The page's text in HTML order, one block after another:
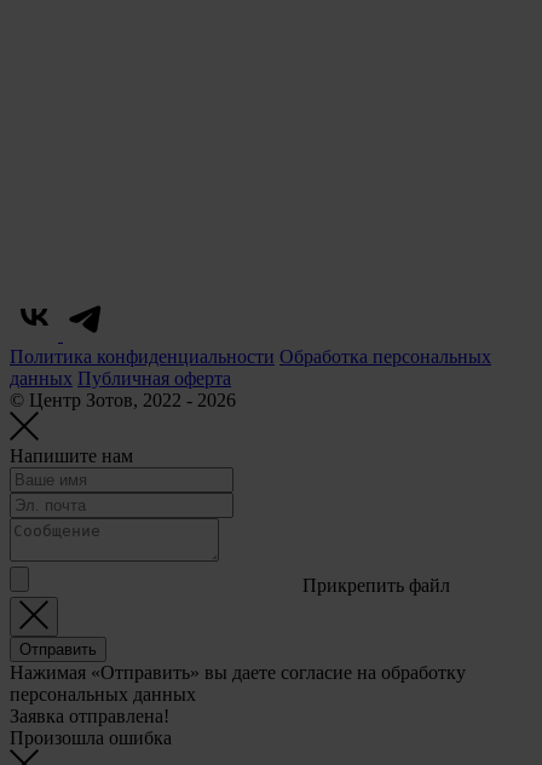
Политика конфиденциальности Обработка персональных
данных Публичная оферта
© Центр Зотов, 2022 - 2026
Напишите нам
Прикрепить файл
Отправить
Нажимая «Отправить» вы даете согласие на обработку
персональных данных
Заявка отправлена!
Произошла ошибка